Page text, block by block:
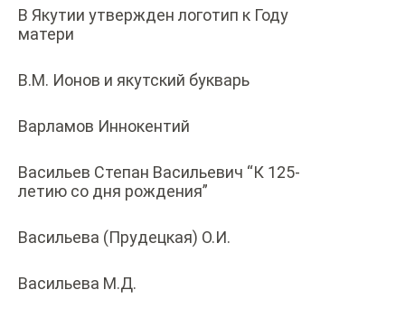
В Якутии утвержден логотип к Году
матери
В.М. Ионов и якутский букварь
Варламов Иннокентий
Васильев Степан Васильевич “К 125-
летию со дня рождения”
Васильева (Прудецкая) О.И.
Васильева М.Д.